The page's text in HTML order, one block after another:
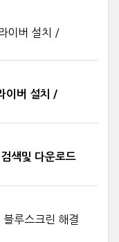
이버 설치 /
이버 설치 /
색및 다운로드
루스크린 해결